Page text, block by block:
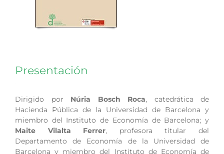
Presentación
Dirigido por Núria Bosch Roca, catedrática de
Hacienda Pública de la Universidad de Barcelona y
miembro del Instituto de Economía de Barcelona; y
Maite Vilalta Ferrer, profesora titular del
Departamento de Economía de la Universidad de
Barcelona y miembro del Instituto de Economía de